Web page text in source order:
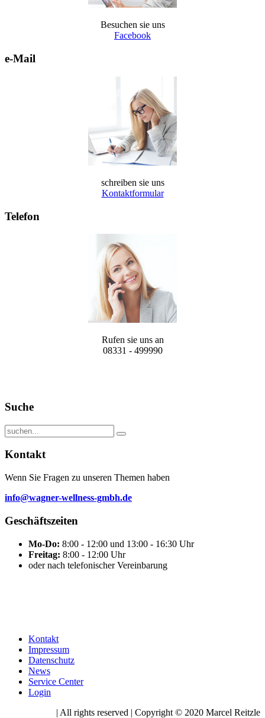
Besuchen sie uns
Facebook
e-Mail
schreiben sie uns
Kontaktformular
Telefon
Rufen sie uns an
08331 - 499990
Suche
Kontakt
Wenn Sie Fragen zu unseren Themen haben
info@wagner-wellness-gmbh.de
Geschäftszeiten
Mo-Do: 8:00 - 12:00 und 13:00 - 16:30 Uhr
Freitag: 8:00 - 12:00 Uhr
oder nach telefonischer Vereinbarung
Kontakt
Impressum
Datenschutz
News
Service Center
Login
| All rights reserved | Copyright © 2020 Marcel Reitzle